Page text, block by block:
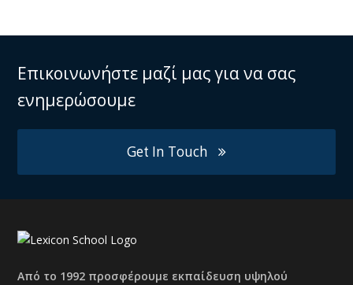
Επικοινωνήστε μαζί μας για να σας
ενημερώσουμε
Get In Touch
Από το 1992 προσφέρουμε εκπαίδευση υψηλού